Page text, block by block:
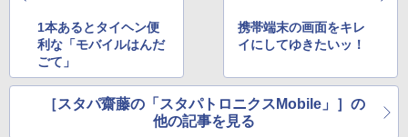
1本あるとタイヘン便
利な「モバイルはんだ
ごて」
携帯端末の画面をキレ
イにしてゆきたいッ！
［スタパ齋藤の「スタパトロニクスMobile」］の
他の記事を見る